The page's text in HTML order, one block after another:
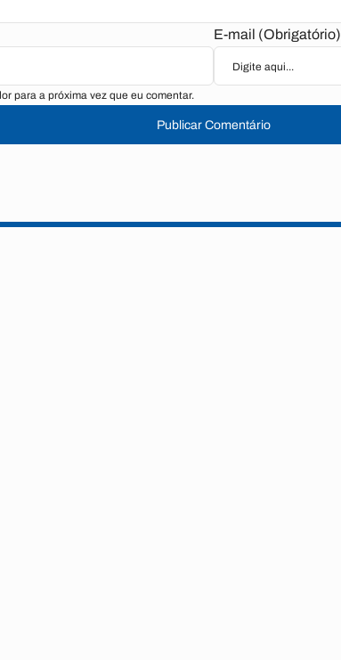
E-mail (Obrigatório)
para a próxima vez que eu comentar.
Publicar Comentário